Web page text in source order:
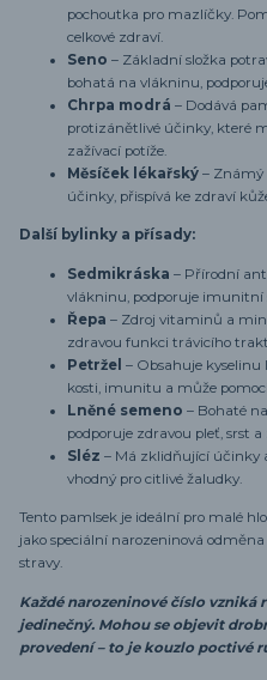
pochoutka pro mazlíčky.
celkové zdraví.
Seno – Základní složka
bohatá na vlákninu,
Chrpa modrá – Dodává
protizánětlivé účinky, které
zažívací potíže.
Měsíček lékařský – Známý
účinky, přispívá ke zdraví
Další bylinky a přísady:
Sedmikráska – Přírodní
vlákninu, podporuje imunitní
Řepa – Zdroj vitaminů a
zdravou funkci trávicího
Petržel – Obsahuje kyselinu
kosti, imunitu a může
Lněné semeno – Bohaté
podporuje zdravou pleť, srst
Sléz – Má zklidňující účinky
vhodný pro citlivé žaludky.
Tento pamlsek je ideální pro malé
jako speciální narozeninová
stravy.
Každé narozeninové číslo vzniká
jedinečný. Mohou se objevit
provedení – to je kouzlo poctivé